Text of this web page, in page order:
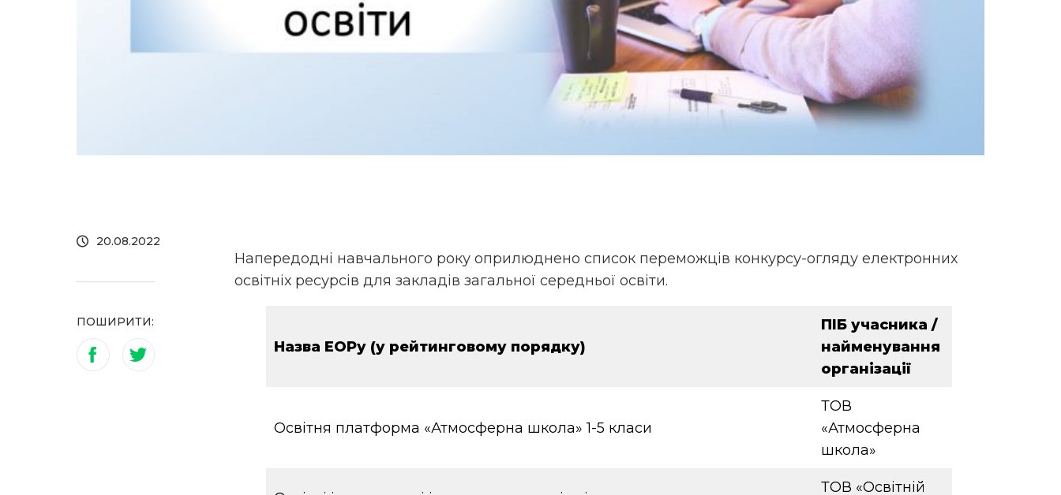
20.08.2022
ПОШИРИТИ:
Напередодні навчального року оприлюднено список переможців конкурсу-огляду електронних
освітніх ресурсів для закладів загальної середньої освіти.
Назва ЕОРу (у рейтинговому порядку)
ПІБ учасника /
найменування
організації
Освітня платформа «Атмосферна школа» 1-5 класи
ТОВ
«Атмосферна
школа»
ТОВ «Освітній